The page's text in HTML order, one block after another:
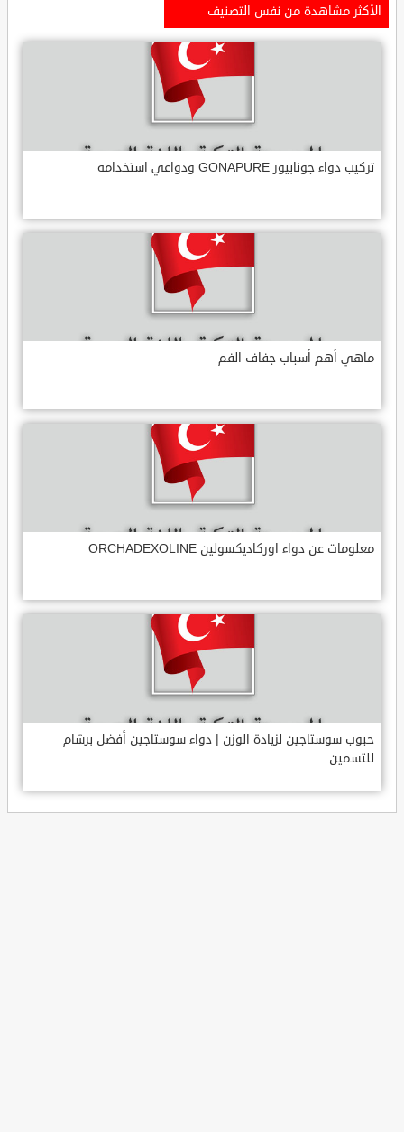
الأكثر مشاهدة من نفس التصنيف
تركيب دواء جونابيور GONAPURE ودواعي استخدامه
ماهي أهم أسباب جفاف الفم
معلومات عن دواء اوركاديكسولين ORCHADEXOLINE
حبوب سوستاجين لزيادة الوزن | دواء سوستاجين أفضل برشام
للتسمين